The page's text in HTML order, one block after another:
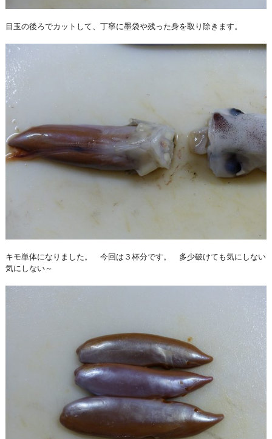
目玉の後ろでカットして、丁寧に墨袋や残った身を取り除きます。
キモ単体になりました。 今回は３杯分です。 多少破けても気にしない
気にしない～